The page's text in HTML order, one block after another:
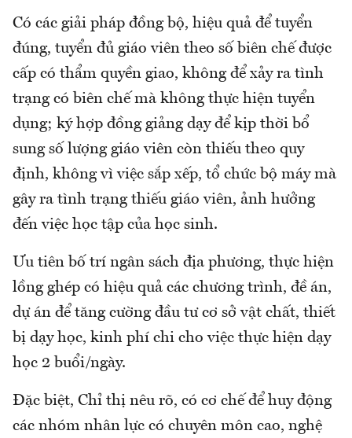
Có các giải pháp đồng bộ, hiệu quả để tuyển
đúng, tuyển đủ giáo viên theo số biên chế được
cấp có thẩm quyền giao, không để xảy ra tình
trạng có biên chế mà không thực hiện tuyển
dụng; ký hợp đồng giảng dạy để kịp thời bổ
sung số lượng giáo viên còn thiếu theo quy
định, không vì việc sắp xếp, tổ chức bộ máy mà
gây ra tình trạng thiếu giáo viên, ảnh hưởng
đến việc học tập của học sinh.
Ưu tiên bố trí ngân sách địa phương, thực hiện
lồng ghép có hiệu quả các chương trình, đề án,
dự án để tăng cường đầu tư cơ sở vật chất, thiết
bị dạy học, kinh phí chi cho việc thực hiện dạy
học 2 buổi/ngày.
Đặc biệt, Chỉ thị nêu rõ, có cơ chế để huy động
các nhóm nhân lực có chuyên môn cao, nghệ